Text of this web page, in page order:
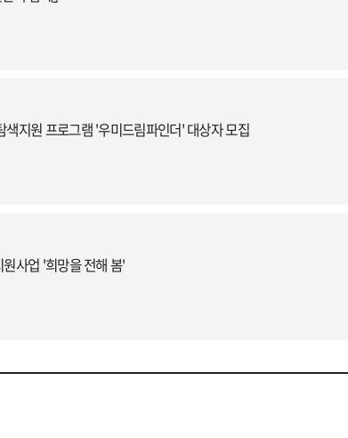
지원 프로그램 '우미드림파인더' 대상자 모집
사업 '희망을 전해 봄'